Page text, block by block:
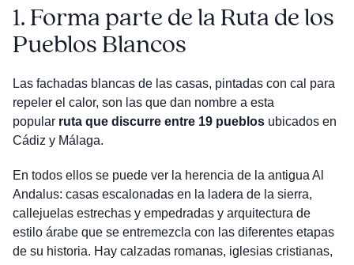
1.Forma parte de la Ruta de los
Pueblos Blancos
Las fachadas blancas de las casas, pintadas con cal para
repeler el calor, son las que dan nombre a esta
popular ruta que discurre entre 19 pueblosubicados en
Cádiz y Málaga.
En todos ellos se puede ver la herencia de la antigua Al
Andalus: casas escalonadas en la ladera de la sierra,
callejuelas estrechas y empedradas y arquitectura de
estilo árabe que se entremezcla con las diferentes etapas
de su historia. Hay calzadas romanas, iglesias cristianas,